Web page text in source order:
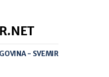
- SVEMIR